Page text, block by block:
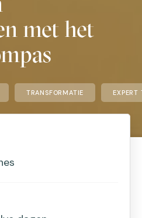
met het
TRANSFORMATIE